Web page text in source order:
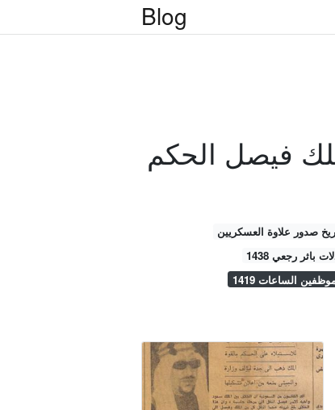
Blog
فيصل الحكم
صدور علاوة العسكريين
باثر رجعي 1438
الساعات 1419